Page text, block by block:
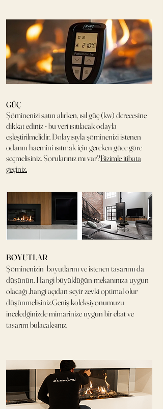
GÜÇ
Şöminenizi satın alırken, ısıl güç (kw) derecesine
dikkat ediniz - bu veri ısıtılacak odayla
eşleştirilmelidir. Dolayısıyla şöminenizi istenen
odanın hacmini ısıtmak için gereken güce göre
seçmelisiniz. Sorularınız mı var?Bizimle itibata
geçiniz.
BOYUTLAR
Şöminenizin boyutlarını ve istenen tasarımı da
düşünün. Hangi büyüklüğün mekanınıza uygun
olacağı ,hangi açıdan seyir zevki optimal olur
düşünmelisiniz.Geniş koleksiyonumuzu
inceledğinizde mimarinize uygun bir ebat ve
tasarım bulacaksınız.